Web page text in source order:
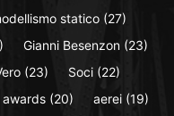
statico (27)
Gianni Besenzon (23)
(23) Soci (22)
awards (20) aerei (19)